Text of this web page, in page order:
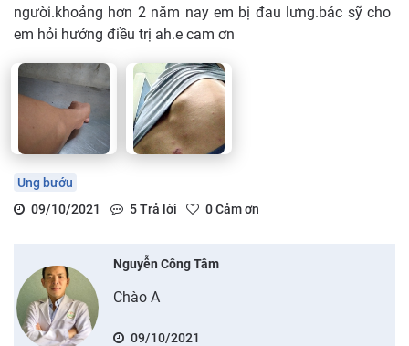
người.khoảng hơn 2 năm nay em bị đau lưng.bác sỹ cho
em hỏi hướng điều trị ah.e cam ơn
Ung bướu
09/10/2021
5Trả lời 0Cảm ơn
Nguyễn Công Tâm
Chào A
09/10/2021